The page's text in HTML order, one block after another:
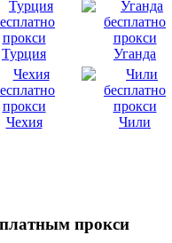
Турция Уганда
Чехия Чили
прокси